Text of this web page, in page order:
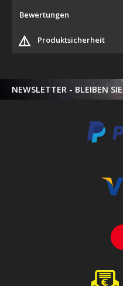
⚠️ Produktsicherheit
Bewertungen
NEWSLETTER - BLEIBEN